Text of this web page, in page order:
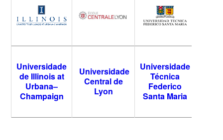
Universidade
de Illinois at
Urbana–
Champaign
Universidade
Central de
Lyon
Universidade
Técnica
Federico
Santa Maria